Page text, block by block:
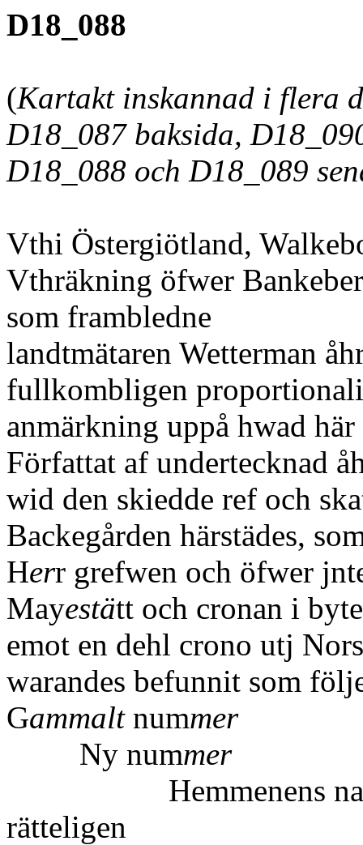
D18_088
(Kartakt inskannad i flera
D18_087 baksida,
D18_088 och D18_089
Vthi Östergiötland,
Vthräkning öfwer
som frambledne
landtmätaren Wetterman
fullkombligen
anmärkning uppå hwad
Författat af undertecknad
wid den skiedde ref och
Backegården härstädes,
Herr grefwen och öfwer
Mayestätt och cronan i
emot en dehl crono utj
warandes befunnit som
Gammaltnummer
Ny nummer
Hemmenens natur
rätteligen